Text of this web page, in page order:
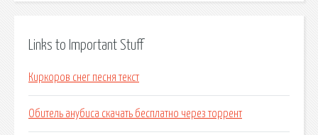
Links to Important Stuff
Киркоров снег песня текст
Обитель анубиса скачать бесплатно через торрент